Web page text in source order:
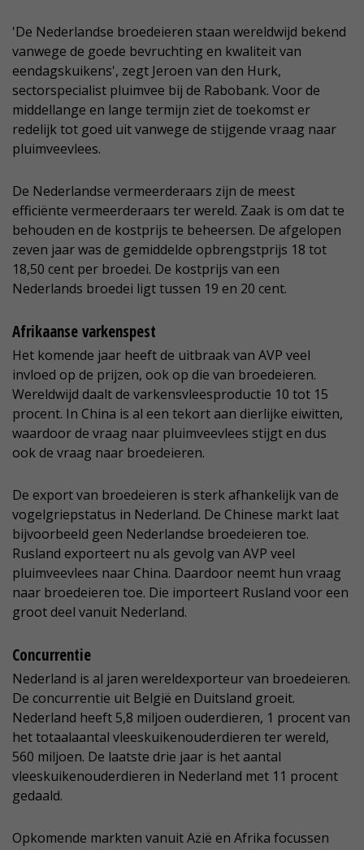
'De Nederlandse broedeieren staan wereldwijd bekend
vanwege de goede bevruchting en kwaliteit van
eendagskuikens', zegt Jeroen van den Hurk,
sectorspecialist pluimvee bij de Rabobank. Voor de
middellange en lange termijn ziet de toekomst er
redelijk tot goed uit vanwege de stijgende vraag naar
pluimveevlees.
De Nederlandse vermeerderaars zijn de meest
efficiënte vermeerderaars ter wereld. Zaak is om dat te
behouden en de kostprijs te beheersen. De afgelopen
zeven jaar was de gemiddelde opbrengstprijs 18 tot
18,50 cent per broedei. De kostprijs van een
Nederlands broedei ligt tussen 19 en 20 cent.
Afrikaanse varkenspest
Het komende jaar heeft de uitbraak van AVP veel
invloed op de prijzen, ook op die van broedeieren.
Wereldwijd daalt de varkensvleesproductie 10 tot 15
procent. In China is al een tekort aan dierlijke eiwitten,
waardoor de vraag naar pluimveevlees stijgt en dus
ook de vraag naar broedeieren.
De export van broedeieren is sterk afhankelijk van de
vogelgriepstatus in Nederland. De Chinese markt laat
bijvoorbeeld geen Nederlandse broedeieren toe.
Rusland exporteert nu als gevolg van AVP veel
pluimveevlees naar China. Daardoor neemt hun vraag
naar broedeieren toe. Die importeert Rusland voor een
groot deel vanuit Nederland.
Concurrentie
Nederland is al jaren wereldexporteur van broedeieren.
De concurrentie uit België en Duitsland groeit.
Nederland heeft 5,8 miljoen ouderdieren, 1 procent van
het totaalaantal vleeskuikenouderdieren ter wereld,
560 miljoen. De laatste drie jaar is het aantal
vleeskuikenouderdieren in Nederland met 11 procent
gedaald.
Opkomende markten vanuit Azië en Afrika focussen